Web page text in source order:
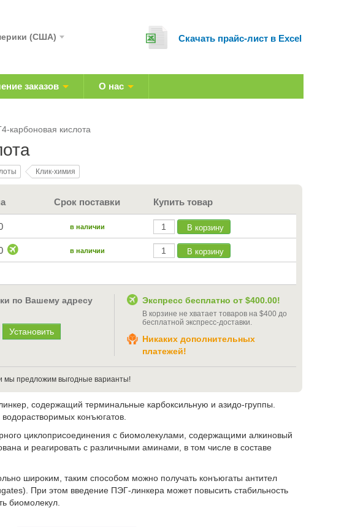
Cкачать прайс-лист в Excel
(США)
заказов О нас
карбоновая кислота
Клик-химия
Срок поставки Купить товар
в наличии В корзину
в наличии В корзину
по Вашему адресу Экспресс бесплатно от $400.00!
В корзине не хватает товаров на $400до
бесплатной экспресс-доставки.
Никаких дополнительных
платежей!
мы предложим выгодные варианты!
содержащий терминальные карбоксильную и азидо-группы.
конъюгатов.
циклоприсоединения с биомолекулами, содержащими алкиновый
и реагировать с различными аминами, в том числе в составе
широким, таким способом можно получать конъюгаты антител
При этом введение ПЭГ-линкера может повысить стабильность
биомолекул.